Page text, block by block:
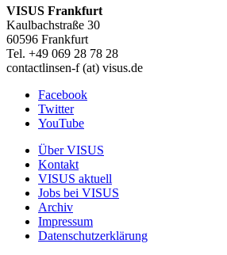
VISUS Frankfurt
Kaulbachstraße 30
60596 Frankfurt
Tel. +49 069 28 78 28
contactlinsen-f (at) visus.de
Facebook
Twitter
YouTube
Über VISUS
Kontakt
VISUS aktuell
Jobs bei VISUS
Archiv
Impressum
Datenschutzerklärung